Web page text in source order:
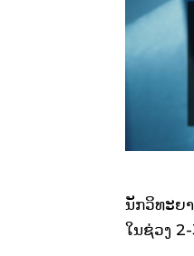
ນັກວິທະຍ
ໃນຊ່ວງ